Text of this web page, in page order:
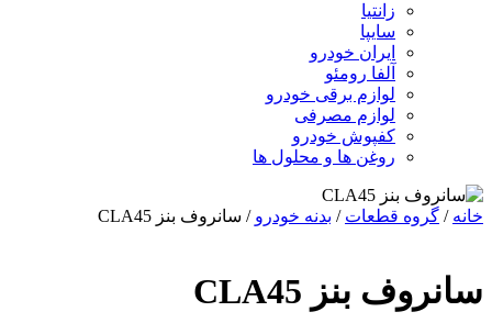
زانتیا
سایپا
ایران خودرو
آلفا رومئو
لوازم برقی خودرو
لوازم مصرفی
کفپوش خودرو
روغن ها و محلول ها
خانه / گروه قطعات / بدنه خودرو / سانروف بنز CLA45
سانروف بنز CLA45